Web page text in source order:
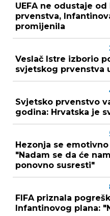
UEFA ne odustaje
prvenstva,
promijenila
Veslač Istre izborio
svjetskog prvenstva
Svjetsko prvenstvo
godina: Hrvatska je
Hezonja se
"Nadam se da će
ponovno susresti"
FIFA priznala
Infantinovog plana: